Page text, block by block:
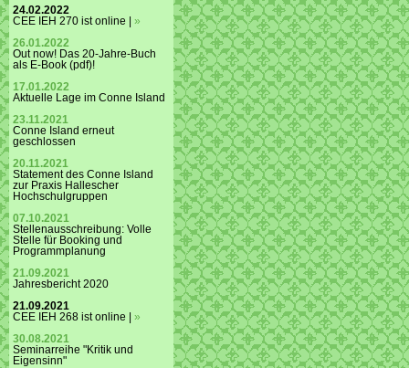
24.02.2022
CEE IEH 270 ist online | »
26.01.2022
Out now! Das 20-Jahre-Buch
als E-Book (pdf)!
17.01.2022
Aktuelle Lage im Conne Island
23.11.2021
Conne Island erneut
geschlossen
20.11.2021
Statement des Conne Island
zur Praxis Hallescher
Hochschulgruppen
07.10.2021
Stellenausschreibung: Volle
Stelle für Booking und
Programmplanung
21.09.2021
Jahresbericht 2020
21.09.2021
CEE IEH 268 ist online | »
30.08.2021
Seminarreihe "Kritik und
Eigensinn"